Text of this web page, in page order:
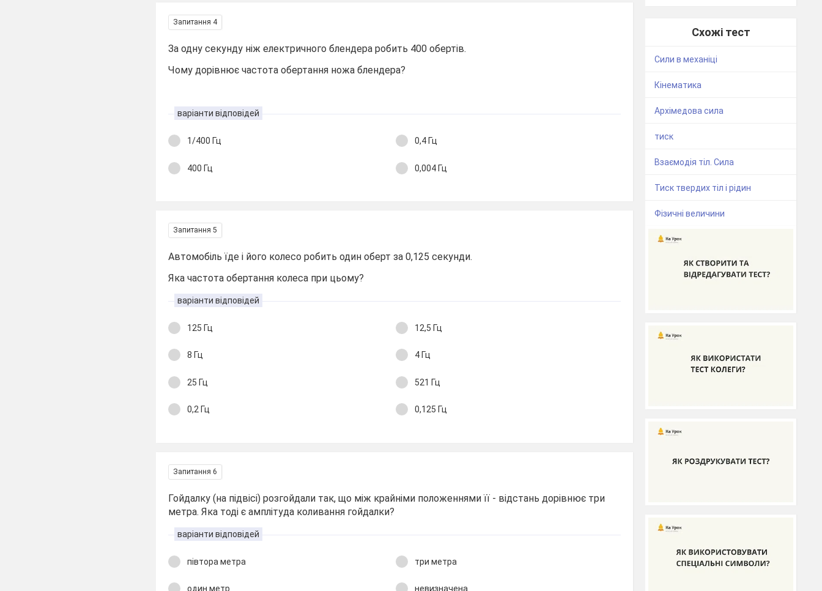
Запитання 4
За одну секунду ніж електричного блендера робить 400 обертів.
Чому дорівнює частота обертання ножа блендера?
варіанти відповідей
1/400 Гц 0,4 Гц
400 Гц 0,004 Гц
Запитання 5
Автомобіль їде і його колесо робить один оберт за 0,125 секунди.
Яка частота обертання колеса при цьому?
варіанти відповідей
125 Гц 12,5 Гц
8 Гц 4 Гц
25 Гц 521 Гц
0,2 Гц 0,125 Гц
Запитання 6
Гойдалку (на підвісі) розгойдали так, що між крайніми положеннями її - відстань дорівнює три
метра. Яка тоді є амплітуда коливання гойдалки?
варіанти відповідей
півтора метра три метра
один метр невизначена
Схожі тест
Сили в механіці
Кінематика
Архімедова сила
тиск
Взаємодія тіл. Сила
Тиск твердих тіл і рідин
Фізичні величини